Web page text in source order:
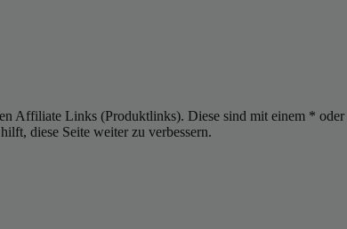
Affiliate Links (Produktlinks). Diese sind mit einem *
diese Seite weiter zu verbessern.